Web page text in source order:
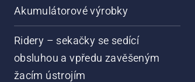
Akumulátorové výrobky
Ridery – sekačky se sedící
obsluhou a vpředu zavěšeným
žacím ústrojím